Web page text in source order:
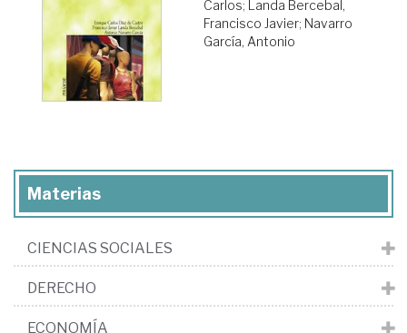
Carlos; Landa Bercebal,
Francisco Javier; Navarro
García, Antonio
Materias
CIENCIAS SOCIALES
DERECHO
ECONOMÍA